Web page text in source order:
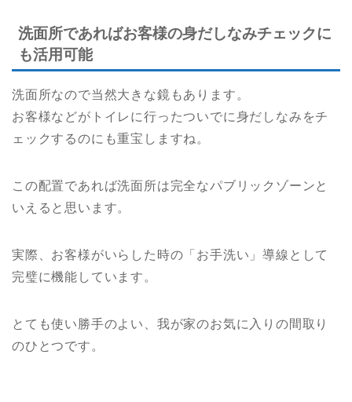
洗面所であればお客様の身だしなみチェックに
も活用可能
洗面所なので当然大きな鏡もあります。
お客様などがトイレに行ったついでに身だしなみをチ
ェックするのにも重宝しますね。
この配置であれば洗面所は完全なパブリックゾーンと
いえると思います。
実際、お客様がいらした時の「お手洗い」導線として
完璧に機能しています。
とても使い勝手のよい、我が家のお気に入りの間取り
のひとつです。